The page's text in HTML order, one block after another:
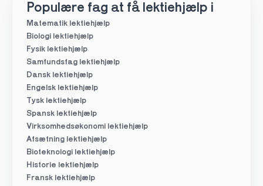
Populære fag at få lektiehjælp i
Matematik lektiehjælp
Biologi lektiehjælp
Fysik lektiehjælp
Samfundsfag lektiehjælp
Dansk lektiehjælp
Engelsk lektiehjælp
Tysk lektiehjælp
Spansk lektiehjælp
Virksomhedsøkonomi lektiehjælp
Afsætning lektiehjælp
Bioteknologi lektiehjælp
Historie lektiehjælp
Fransk lektiehjælp